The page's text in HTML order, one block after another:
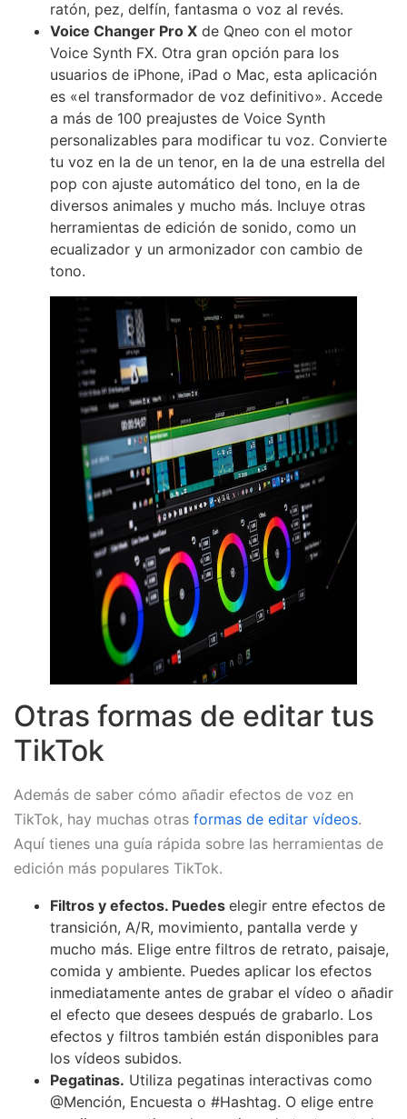
ratón, pez, delfín, fantasma o voz al revés.
Voice Changer Pro X de Qneo con el motor
Voice Synth FX. Otra gran opción para los
usuarios de iPhone, iPad o Mac, esta aplicación
es «el transformador de voz definitivo». Accede
a más de 100 preajustes de Voice Synth
personalizables para modificar tu voz. Convierte
tu voz en la de un tenor, en la de una estrella del
pop con ajuste automático del tono, en la de
diversos animales y mucho más. Incluye otras
herramientas de edición de sonido, como un
ecualizador y un armonizador con cambio de
tono.
Otras formas de editar tus
TikTok
Además de saber cómo añadir efectos de voz en
TikTok, hay muchas otras formas de editar vídeos.
Aquí tienes una guía rápida sobre las herramientas de
edición más populares TikTok.
Filtros y efectos. Puedes elegir entre efectos de
transición, A/R, movimiento, pantalla verde y
mucho más. Elige entre filtros de retrato, paisaje,
comida y ambiente. Puedes aplicar los efectos
inmediatamente antes de grabar el vídeo o añadir
el efecto que desees después de grabarlo. Los
efectos y filtros también están disponibles para
los vídeos subidos.
Pegatinas. Utiliza pegatinas interactivas como
@Mención, Encuesta o #Hashtag. O elige entre